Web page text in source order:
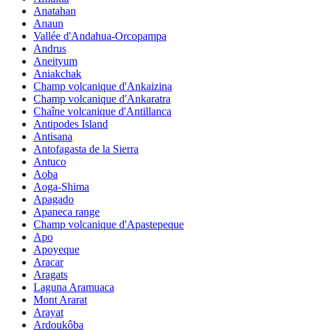
Anatahan
Anaun
Vallée d'Andahua-Orcopampa
Andrus
Aneityum
Aniakchak
Champ volcanique d'Ankaizina
Champ volcanique d'Ankaratra
Chaîne volcanique d'Antillanca
Antipodes Island
Antisana
Antofagasta de la Sierra
Antuco
Aoba
Aoga-Shima
Apagado
Apaneca range
Champ volcanique d'Apastepeque
Apo
Apoyeque
Aracar
Aragats
Laguna Aramuaca
Mont Ararat
Arayat
Ardoukôba